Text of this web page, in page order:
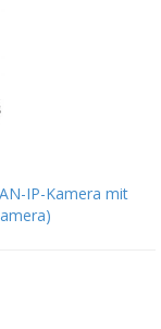
IP-Kamera mit